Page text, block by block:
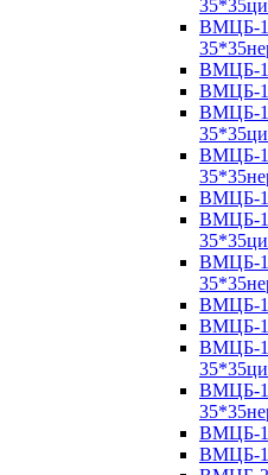
ВМЦБ-
ВМЦБ-
ВМЦБ-
ВМЦБ-
ВМЦБ-
ВМЦБ-
ВМЦБ-
ВМЦБ-
ВМЦБ-
ВМЦБ-
ВМЦБ-
ВМЦБ-
ВМЦБ-
ВМЦБ-